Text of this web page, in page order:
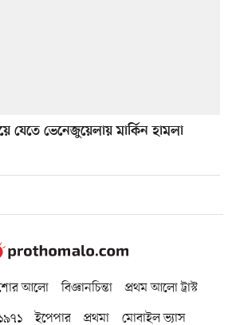
যেতে ভেনেজুয়েলায় মার্কিন হামলা
আলো বিজ্ঞানচিন্তা
প্রথম আলো ট্রাস্ট
ইপেপার প্রথমা মোবাইল ভ্যাস